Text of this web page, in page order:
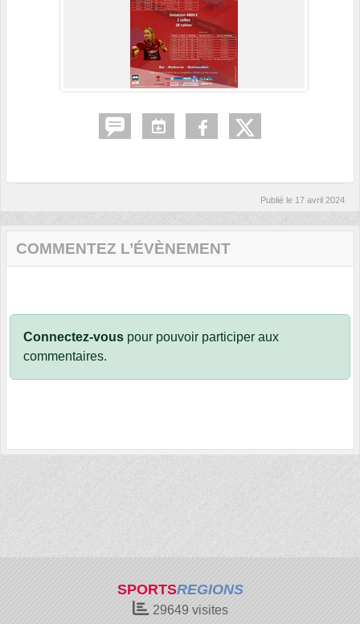
Publié le 17 avril 2024
COMMENTEZ L’ÉVÈNEMENT
Connectez-vous pour pouvoir participer aux
commentaires.
SPORTSREGIONS
29649 visites